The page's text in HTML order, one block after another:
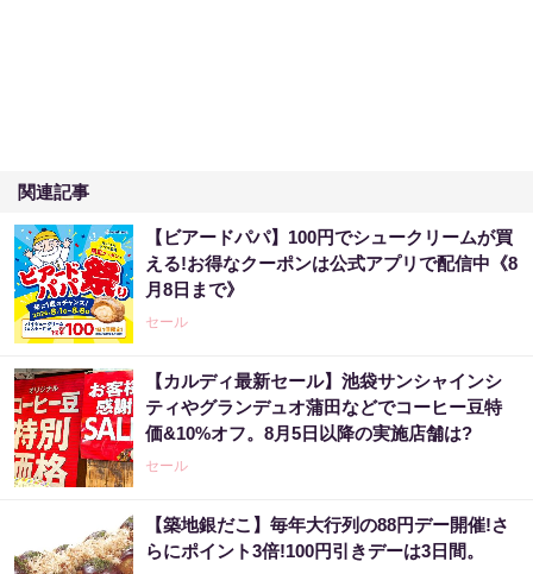
関連記事
【ビアードパパ】100円でシュークリームが買
える!お得なクーポンは公式アプリで配信中《8
月8日まで》
セール
【カルディ最新セール】池袋サンシャインシ
ティやグランデュオ蒲田などでコーヒー豆特
価&10%オフ。8月5日以降の実施店舗は?
セール
【築地銀だこ】毎年大行列の88円デー開催!さ
らにポイント3倍!100円引きデーは3日間。